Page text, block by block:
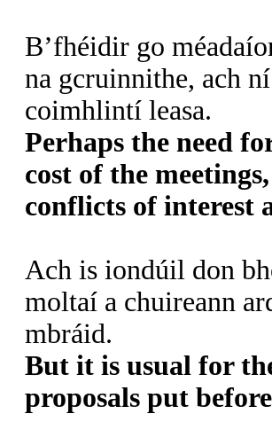
B’fhéidir go
na gcruinnithe, ach
coimhlintí leasa.
Perhaps the need
cost of the
conflicts of interest
Ach is iondúil don
moltaí a chuireann
mbráid.
But it is usual for
proposals put